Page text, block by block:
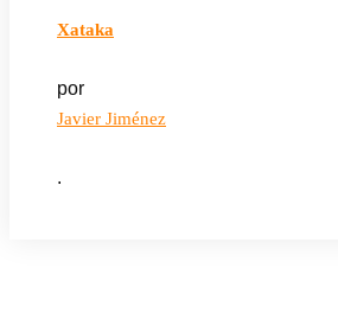
Xataka
por
Javier Jiménez
.